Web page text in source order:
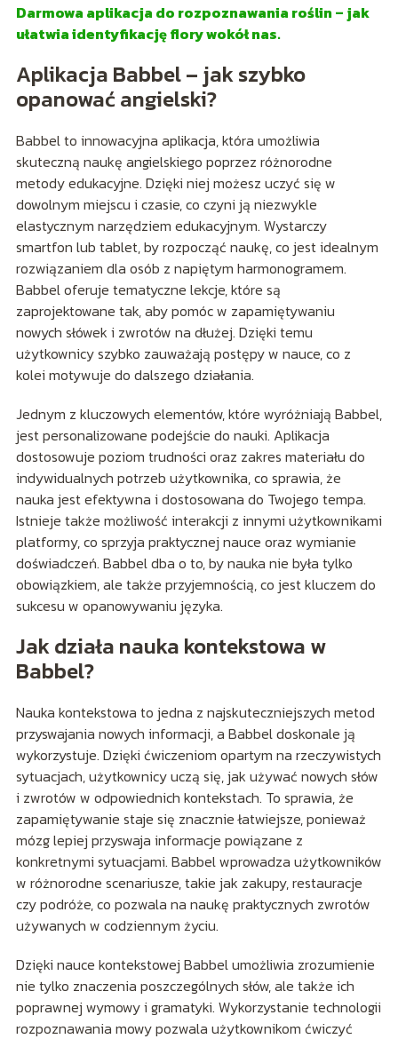
Darmowa aplikacja do rozpoznawania roślin – jak
ułatwia identyfikację flory wokół nas.
Aplikacja Babbel – jak szybko
opanować angielski?
Babbel to innowacyjna aplikacja, która umożliwia
skuteczną naukę angielskiego poprzez różnorodne
metody edukacyjne. Dzięki niej możesz uczyć się w
dowolnym miejscu i czasie, co czyni ją niezwykle
elastycznym narzędziem edukacyjnym. Wystarczy
smartfon lub tablet, by rozpocząć naukę, co jest idealnym
rozwiązaniem dla osób z napiętym harmonogramem.
Babbel oferuje tematyczne lekcje, które są
zaprojektowane tak, aby pomóc w zapamiętywaniu
nowych słówek i zwrotów na dłużej. Dzięki temu
użytkownicy szybko zauważają postępy w nauce, co z
kolei motywuje do dalszego działania.
Jednym z kluczowych elementów, które wyróżniają Babbel,
jest personalizowane podejście do nauki. Aplikacja
dostosowuje poziom trudności oraz zakres materiału do
indywidualnych potrzeb użytkownika, co sprawia, że
nauka jest efektywna i dostosowana do Twojego tempa.
Istnieje także możliwość interakcji z innymi użytkownikami
platformy, co sprzyja praktycznej nauce oraz wymianie
doświadczeń. Babbel dba o to, by nauka nie była tylko
obowiązkiem, ale także przyjemnością, co jest kluczem do
sukcesu w opanowywaniu języka.
Jak działa nauka kontekstowa w
Babbel?
Nauka kontekstowa to jedna z najskuteczniejszych metod
przyswajania nowych informacji, a Babbel doskonale ją
wykorzystuje. Dzięki ćwiczeniom opartym na rzeczywistych
sytuacjach, użytkownicy uczą się, jak używać nowych słów
i zwrotów w odpowiednich kontekstach. To sprawia, że
zapamiętywanie staje się znacznie łatwiejsze, ponieważ
mózg lepiej przyswaja informacje powiązane z
konkretnymi sytuacjami. Babbel wprowadza użytkowników
w różnorodne scenariusze, takie jak zakupy, restauracje
czy podróże, co pozwala na naukę praktycznych zwrotów
używanych w codziennym życiu.
Dzięki nauce kontekstowej Babbel umożliwia zrozumienie
nie tylko znaczenia poszczególnych słów, ale także ich
poprawnej wymowy i gramatyki. Wykorzystanie technologii
rozpoznawania mowy pozwala użytkownikom ćwiczyć